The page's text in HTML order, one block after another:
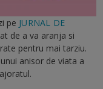
pe JURNAL DE
de a va aranja si
pentru mai tarziu.
anisor de viata a